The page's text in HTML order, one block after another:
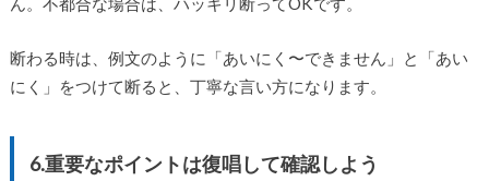
断わる時は、例文のように「あいにく〜できません」と「あい
にく」をつけて断ると、丁寧な言い方になります。
6.重要なポイントは復唱して確認しよう